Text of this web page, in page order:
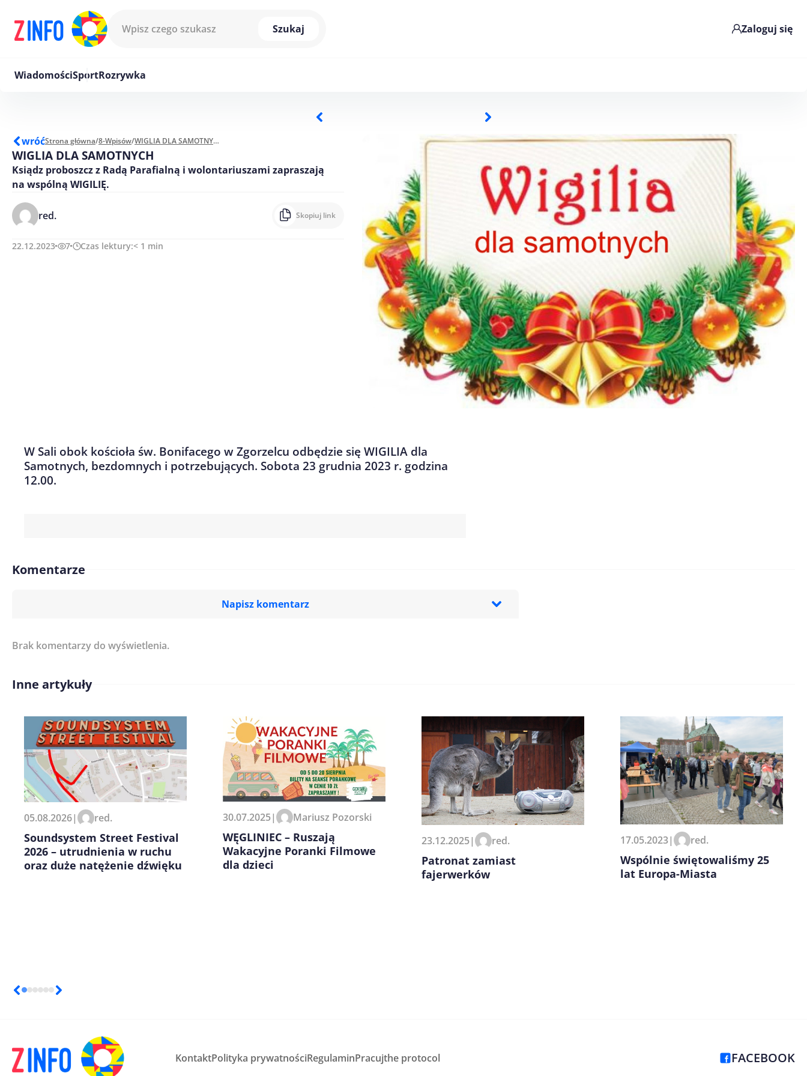
Szukaj
Zaloguj się
WiadomościSportRozrywka
wróćStrona główna/8-Wpisów/ WIGLIA DLA SAMOTNYCH
WIGLIA DLA SAMOTNYCH
Ksiądz proboszcz z Radą Parafialną i wolontariuszami zapraszają
na wspólną WIGILIĘ.
red. Skopiuj link
22.12.2023 7 Czas lektury:< 1 min
W Sali obok kościoła św. Bonifacego w Zgorzelcu odbędzie się WIGILIA dla
Samotnych, bezdomnych i potrzebujących. Sobota 23 grudnia 2023 r. godzina
12.00.
Komentarze
Napisz komentarz
Imię/ Nick*
Zapamiętaj moje dane w tej przeglądarce podczas pisania
kolejnych komentarzy.
Brak komentarzy do wyświetlenia.
Inne artykuły
05.08.2026| red.
Soundsystem Street Festival
2026 – utrudnienia w ruchu
oraz duże natężenie dźwięku
30.07.2025| Mariusz Pozorski
WĘGLINIEC – Ruszają
Wakacyjne Poranki Filmowe
dla dzieci
23.12.2025| red.
Patronat zamiast
fajerwerków
17.05.2023| red.
Wspólnie świętowaliśmy 25
lat Europa-Miasta
KontaktPolityka prywatnościRegulaminPracujthe protocol FACEBOOK